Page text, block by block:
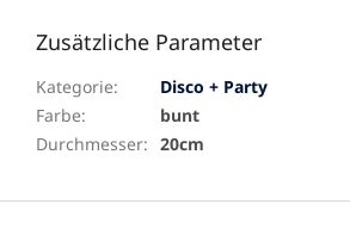
Zusätzliche Parameter
Kategorie:
Disco + Party
Farbe:
bunt
Durchmesser: 20cm
F